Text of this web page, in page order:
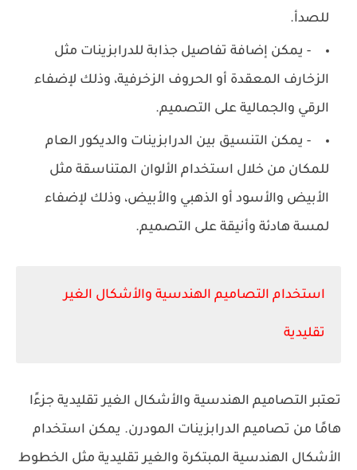
للصدأ.
- يمكن إضافة تفاصيل جذابة للدرابزينات مثل
الزخارف المعقدة أو الحروف الزخرفية، وذلك لإضفاء
الرقي والجمالية على التصميم.
- يمكن التنسيق بين الدرابزينات والديكور العام
للمكان من خلال استخدام الألوان المتناسقة مثل
الأبيض والأسود أو الذهبي والأبيض، وذلك لإضفاء
لمسة هادئة وأنيقة على التصميم.
استخدام التصاميم الهندسية والأشكال الغير
تقليدية
تعتبر التصاميم الهندسية والأشكال الغير تقليدية جزءًا
هامًا من تصاميم الدرابزينات المودرن. يمكن استخدام
الأشكال الهندسية المبتكرة والغير تقليدية مثل الخطوط